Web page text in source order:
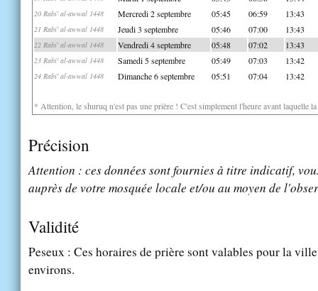
20 Rabi' al-awwal 1448 Mercredi 2 septembre 05:45 06:59 13:43
21 Rabi' al-awwal 1448 Jeudi 3 septembre 05:46 07:00 13:43
22 Rabi' al-awwal 1448 Vendredi 4 septembre 05:48 07:02 13:43
23 Rabi' al-awwal 1448 Samedi 5 septembre 05:49 07:03 13:42
24 Rabi' al-awwal 1448 Dimanche 6 septembre 05:51 07:04 13:42
* Attention, le shuruq n'est pas une prière ! C'est simplement l'heure avant laquelle
Précision
Attention : ces données sont fournies à titre indicatif,
auprès de votre mosquée locale et/ou au moyen de
Validité
Peseux : Ces horaires de prière sont valables pour la
environs.